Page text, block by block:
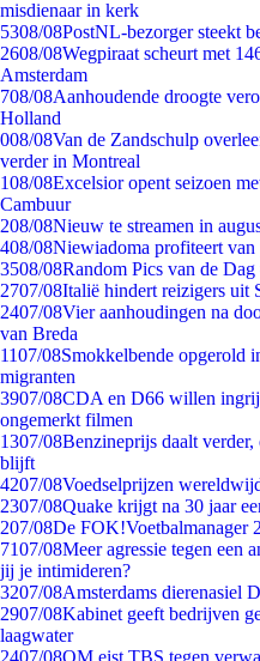
misdienaar in kerk
5308/08PostNL-bezorger steekt
2608/08Wegpiraat scheurt met
Amsterdam
708/08Aanhoudende droogte
Holland
008/08Van de Zandschulp
verder in Montreal
108/08Excelsior opent seizoen
Cambuur
208/08Nieuw te streamen in
408/08Niewiadoma profiteert
3508/08Random Pics van de Dag
2707/08Italië hindert reizigers uit
2407/08Vier aanhoudingen na
van Breda
1107/08Smokkelbende opgerold
migranten
3907/08CDA en D66 willen
ongemerkt filmen
1307/08Benzineprijs daalt
blijft
4207/08Voedselprijzen
2307/08Quake krijgt na 30 jaar
207/08De FOK!Voetbalmanager
7107/08Meer agressie tegen een
jij je intimideren?
3207/08Amsterdams dierenasiel
2907/08Kabinet geeft bedrijven
laagwater
2407/08OM eist TBS tegen